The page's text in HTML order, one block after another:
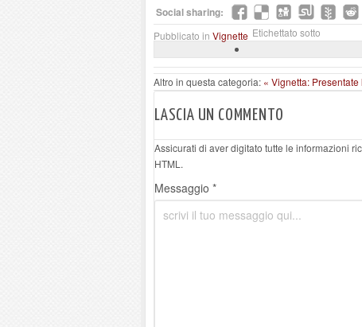
Social sharing:
Pubblicato in Vignette Etichettato sotto
Altro in questa categoria: « Vignetta:
LASCIA UN COMMENTO
Assicurati di aver digitato tutte le informazioni
HTML.
Messaggio *